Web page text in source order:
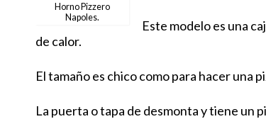
Horno Pizzero
Napoles.
Este modelo es una
de calor.
El tamaño es chico como para hacer una
La puerta o tapa de desmonta y tiene un